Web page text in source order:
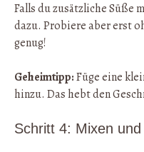
Falls du zusätzliche Süße
dazu. Probiere aber erst
genug!
Geheimtipp:Füge eine
hinzu. Das hebt den
Schritt 4: Mixen